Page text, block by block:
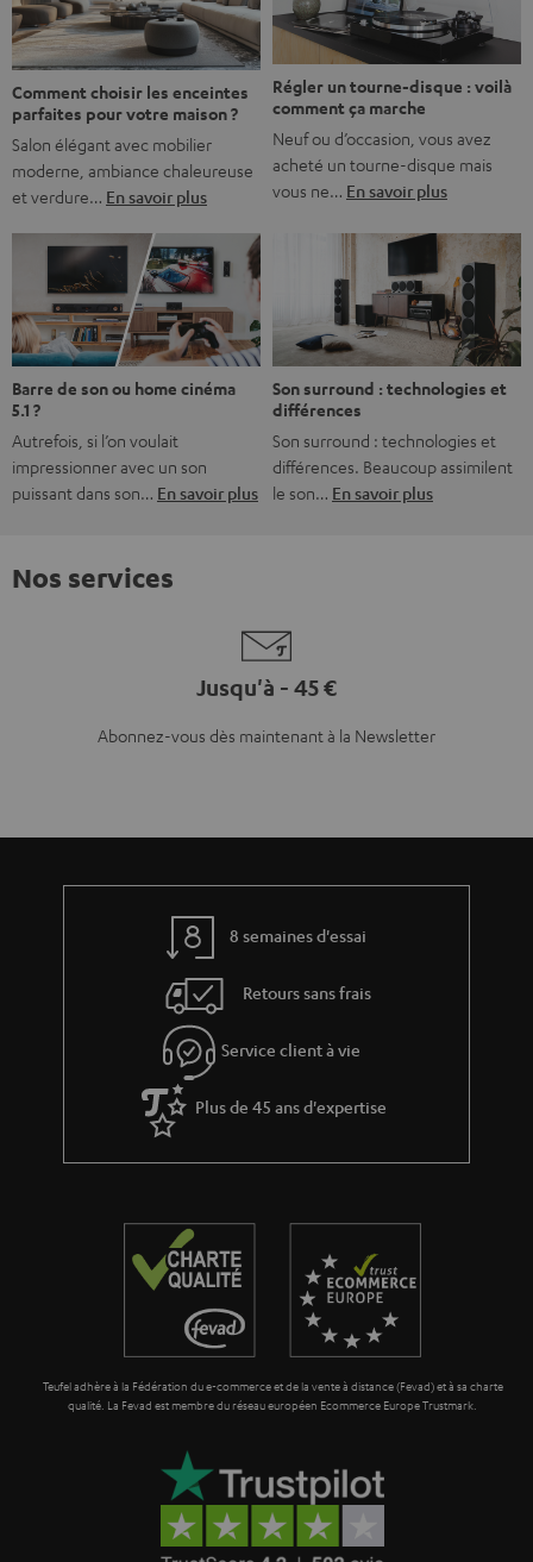
bonne nouvelle, c’est […]
Comment choisir les enceintes
parfaites pour votre maison ?
Salon élégant avec mobilier
moderne, ambiance chaleureuse
et verdure… En savoir plus
Régler un tourne-disque : voilà
comment ça marche
Neuf ou d’occasion, vous avez
acheté un tourne-disque mais
vous ne… En savoir plus
Barre de son ou home cinéma
5.1 ?
Autrefois, si l’on voulait
impressionner avec un son
puissant dans son… En savoir plus
Son surround : technologies et
différences
Son surround : technologies et
différences. Beaucoup assimilent
le son… En savoir plus
Nos services
Jusqu'à - 45 €
Abonnez-vous dès maintenant à la Newsletter
8 semaines d'essai
Retours sans frais
Service client à vie
Plus de 45 ans d'expertise
Teufel adhère à la Fédération du e-commerce et de la vente à distance (Fevad) et à sa charte
qualité. La Fevad est membre du réseau européen Ecommerce Europe Trustmark.